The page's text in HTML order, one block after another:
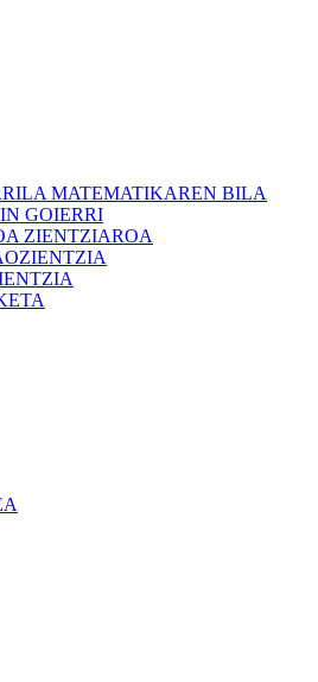
MATEMATIKAREN BILA
GOIERRI
ZIENTZIAROA